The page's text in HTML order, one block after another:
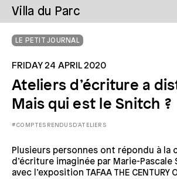
Villa du Parc
LE PETIT JOURNAL
FRIDAY 24 APRIL 2020
Ateliers d’écriture a
Mais qui est le Snitch ?
#COMPTESRENDUSD'ATELIERS
Plusieurs personnes ont répondu à la
d’écriture imaginée par Marie-Pascale
avec l’exposition TAFAA THE CENTURY